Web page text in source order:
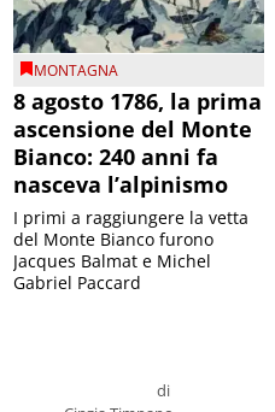
MONTAGNA
8 agosto 1786, la prima
ascensione del Monte
Bianco: 240 anni fa
nasceva l’alpinismo
di
I primi a raggiungere la vetta
del Monte Bianco furono
Jacques Balmat e Michel
Gabriel Paccard